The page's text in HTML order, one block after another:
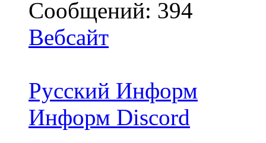
Сообщений: 394
Вебсайт
Русский Информ
Информ Discord